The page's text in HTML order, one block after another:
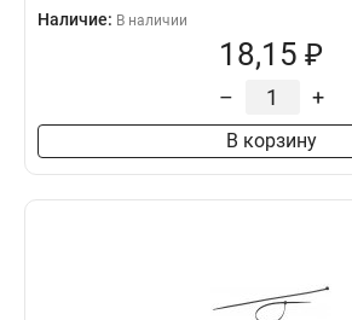
Наличие: В наличии
18,15 ₽
– +
В корзину